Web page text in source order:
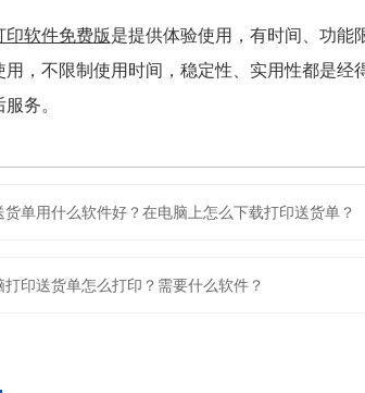
印软件免费版是提供体验使用，有时间、功能
用，不限制使用时间，稳定性、实用性都是
务。
货单用什么软件好？在电脑上怎么下载打印送货单？
打印送货单怎么打印？需要什么软件？